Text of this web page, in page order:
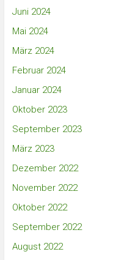
Juni 2024
Mai 2024
März 2024
Februar 2024
Januar 2024
Oktober 2023
September 2023
März 2023
Dezember 2022
November 2022
Oktober 2022
September 2022
August 2022